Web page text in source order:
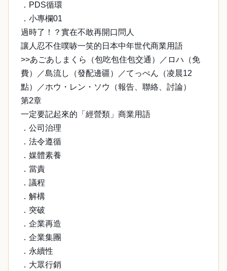
．PDS循環
．小專欄01
過時了！？實在不敢再開口問人
讓人忍不住噗哧一笑的日本中年世代商業用語
>>あごあしまくら（包吃包住包交通）／ロハ（免
費）／島流し（發配邊疆）／てっぺん（凌晨12
點）／ホウ・レン・ソウ（報告、聯絡、討論）
第2章
一定要記起來的「經營類」商業用語
．公司治理
．法令遵循
．媒體素養
．當責
．議程
．解構
．突破
．企業再造
．企業集團
．永續性
．大眾行銷